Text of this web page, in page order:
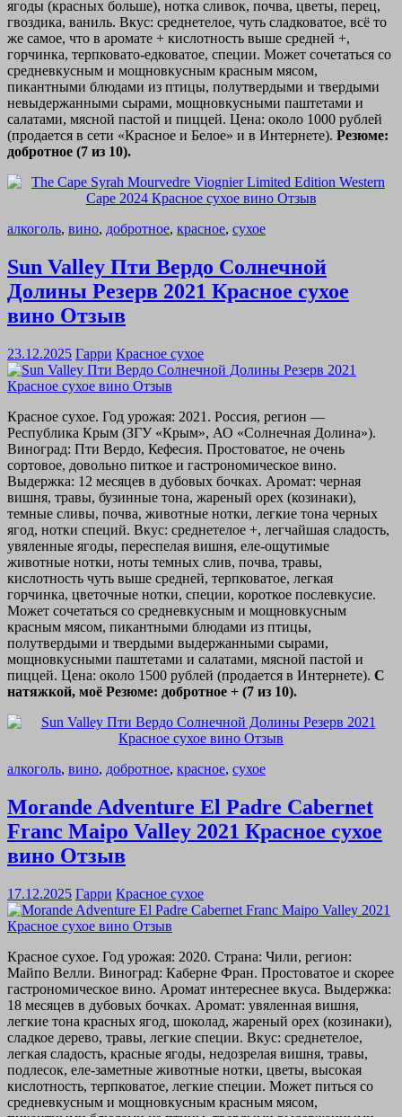
ягоды (красных больше), нотка сливок, почва, цветы, перец,
гвоздика, ваниль. Вкус: среднетелое, чуть сладковатое, всё то
же самое, что в аромате + кислотность выше средней +,
горчинка, терпковато-едковатое, специи. Может сочетаться со
средневкусным и мощновкусным красным мясом,
пикантными блюдами из птицы, полутвердыми и твердыми
невыдержанными сырами, мощновкусными паштетами и
салатами, мясной пастой и пиццей. Цена: около 1000 рублей
(продается в сети «Красное и Белое» и в Интернете). Резюме:
добротное (7 из 10).
алкоголь, вино, добротное, красное, сухое
Sun Valley Пти Вердо Солнечной
Долины Резерв 2021 Красное сухое
вино Отзыв
23.12.2025 Гарри Красное сухое
Красное сухое. Год урожая: 2021. Россия, регион —
Республика Крым (ЗГУ «Крым», АО «Солнечная Долина»).
Виноград: Пти Вердо, Кефесия. Простоватое, не очень
сортовое, довольно питкое и гастрономическое вино.
Выдержка: 12 месяцев в дубовых бочках. Аромат: черная
вишня, травы, бузинные тона, жареный орех (козинаки),
темные сливы, почва, животные нотки, легкие тона черных
ягод, нотки специй. Вкус: среднетелое +, легчайшая сладость,
увяленные ягоды, переспелая вишня, еле-ощутимые
животные нотки, ноты темных слив, почва, травы,
кислотность чуть выше средней, терпковатое, легкая
горчинка, цветочные нотки, специи, короткое послевкусие.
Может сочетаться со средневкусным и мощновкусным
красным мясом, пикантными блюдами из птицы,
полутвердыми и твердыми выдержанными сырами,
мощновкусными паштетами и салатами, мясной пастой и
пиццей. Цена: около 1500 рублей (продается в Интернете). С
натяжкой, моё Резюме: добротное + (7 из 10).
алкоголь, вино, добротное, красное, сухое
Morande Adventure El Padre Cabernet
Franc Maipo Valley 2021 Красное сухое
вино Отзыв
17.12.2025 Гарри Красное сухое
Красное сухое. Год урожая: 2020. Страна: Чили, регион:
Майпо Велли. Виноград: Каберне Фран. Простоватое и скорее
гастрономическое вино. Аромат интереснее вкуса. Выдержка:
18 месяцев в дубовых бочках. Аромат: увяленная вишня,
легкие тона красных ягод, шоколад, жареный орех (козинаки),
сладкое дерево, травы, легкие специи. Вкус: среднетелое,
легкая сладость, красные ягоды, недозрелая вишня, травы,
подлесок, еле-заметные животные нотки, цветы, высокая
кислотность, терпковатое, легкие специи. Может питься со
средневкусным и мощновкусным красным мясом,